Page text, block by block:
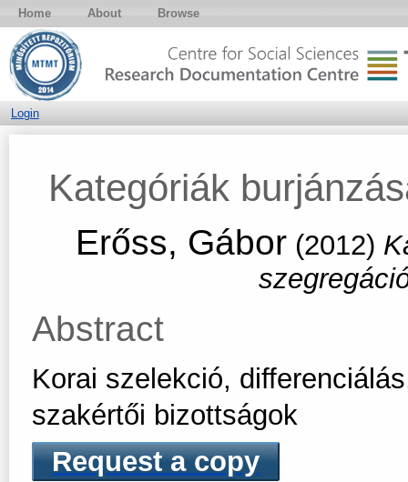
Home About Browse
Login
Kategóriák
Erőss, Gábor (2012)
Abstract
Korai szelekció,
szakértői bizottságok
Request a copy